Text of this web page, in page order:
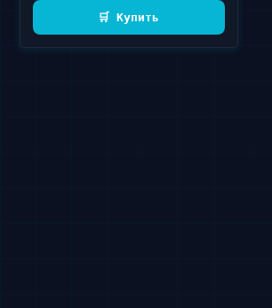
🛒 Купить